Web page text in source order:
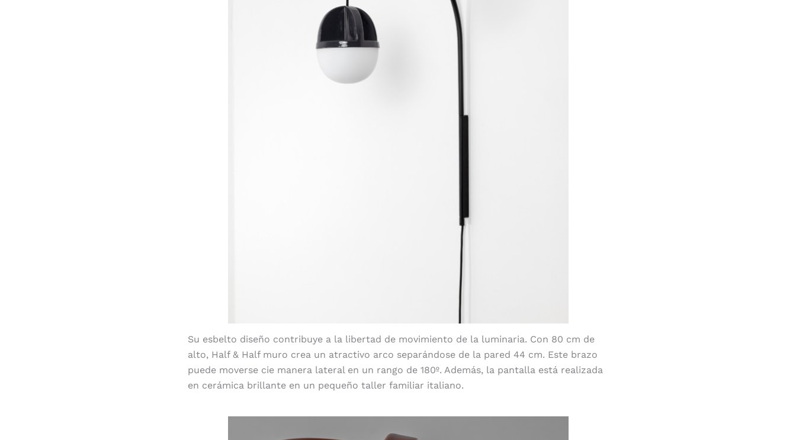
Su esbelto diseño contribuye a la libertad de movimiento de la luminaria. Con 80 cm de
alto, Half & Half muro crea un atractivo arco separándose de la pared 44 cm. Este brazo
puede moverse cie manera lateral en un rango de 180º. Además, la pantalla está realizada
en cerámica brillante en un pequeño taller familiar italiano.